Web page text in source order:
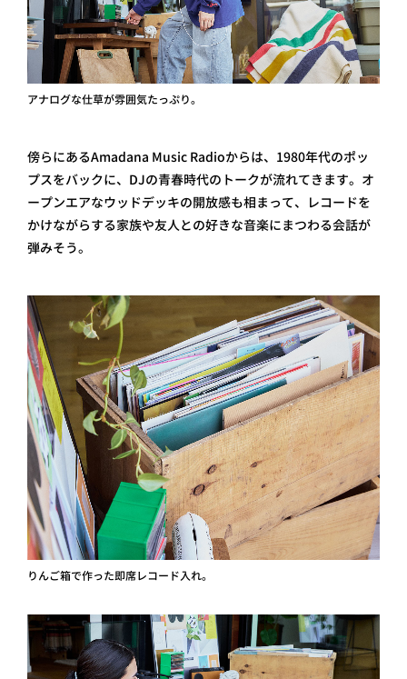
アナログな仕草が雰囲気たっぷり。
傍らにあるAmadana Music Radioからは、1980年代のポッ
プスをバックに、DJの青春時代のトークが流れてきます。オ
ープンエアなウッドデッキの開放感も相まって、レコードを
かけながらする家族や友人との好きな音楽にまつわる会話が
弾みそう。
りんご箱で作った即席レコード入れ。